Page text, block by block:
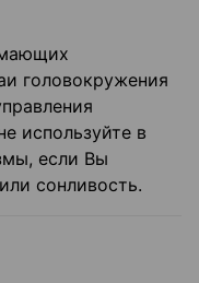
головокружения
используйте в
если Вы
сонливость.